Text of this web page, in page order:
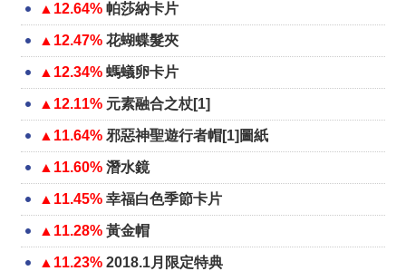
▲12.64% 帕莎納卡片
▲12.47% 花蝴蝶髮夾
▲12.34% 螞蟻卵卡片
▲12.11% 元素融合之杖[1]
▲11.64% 邪惡神聖遊行者帽[1]圖紙
▲11.60% 潛水鏡
▲11.45% 幸福白色季節卡片
▲11.28% 黃金帽
▲11.23% 2018.1月限定特典